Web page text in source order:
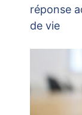
réponse
de vie